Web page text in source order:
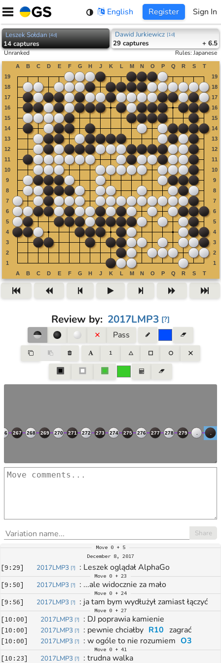
Skip
content
English Register Sign In
Leszek Sołdan [4d]
14captures
Dawid Jurkiewicz [1d]
29 captures + 6.5
Unranked Rules:Japanese
Review by: 2017LMP3 [?]
Pass
Share
Move 0 + 5
December 8, 2017
[9:29] 2017LMP3 [?] : Leszek oglądał AlphaGo
Move 0 + 23
[9:50] 2017LMP3 [?] : ...ale widocznie za mało
Move 0 + 24
[9:56] 2017LMP3 [?] : ja tam bym wydłużył zamiast łączyć
Move 0 + 27
[10:00] 2017LMP3 [?] : DJ poprawia kamienie
[10:00] 2017LMP3 [?] : pewnie chciałby R10 zagrać
[10:00] 2017LMP3 [?] : w ogóle to nie rozumiem O3
Move 0 + 41
[10:23] 2017LMP3 [?] : trudna walka